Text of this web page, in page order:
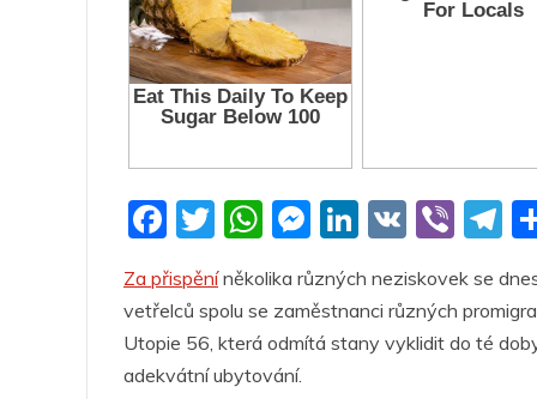
F
a
c
e
b
T
w
itt
er
W
at
s
A
M
ss
e
Li
k
e
V
Vi
er
T
e
Za přispěníněkolika různých neziskovek se
vetřelců spolu se zaměstnanci různých
Utopie 56, která odmítá stany vyklidit do té
adekvátní ubytování.